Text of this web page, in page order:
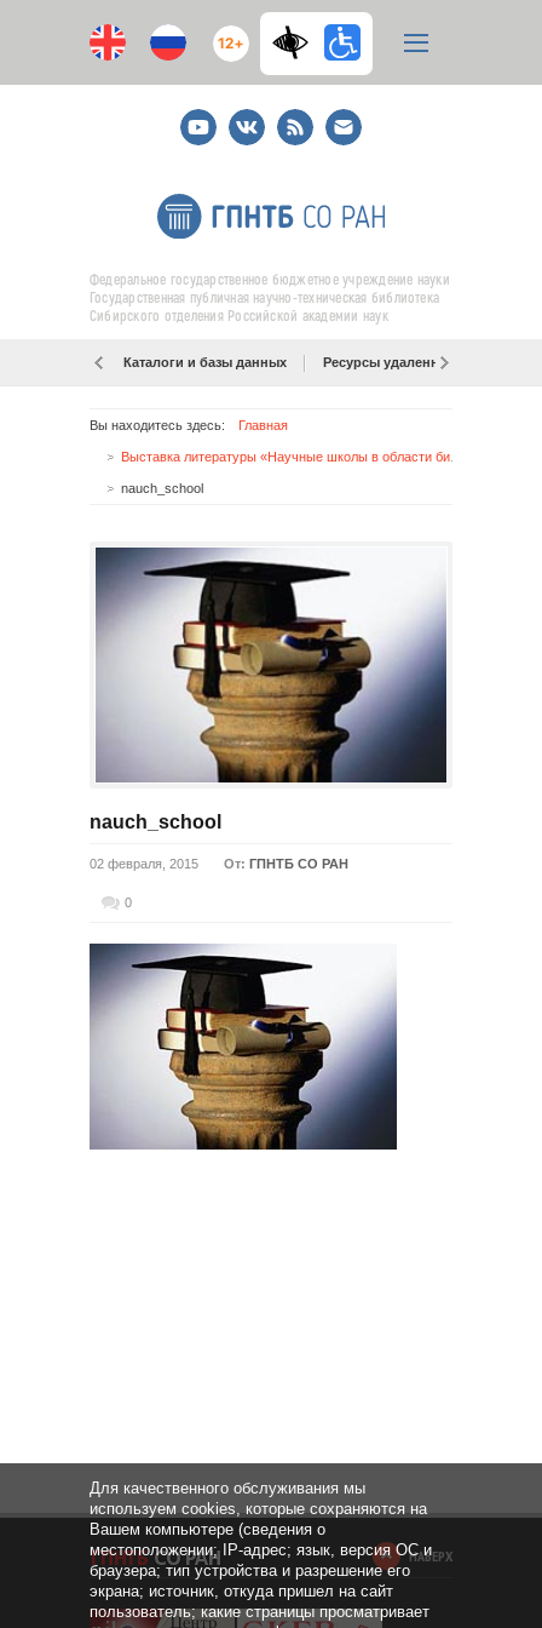
12+
YoutubeВКонтакте
RSS
E-
mail
подписка
Федеральное государственное бюджетное учреждение науки
Государственная публичная научно-техническая библиотека
Сибирского отделения Российской академии наук
Каталоги и базы данных Ресурсы удаленного доступа
Вы находитесь здесь: Главная
nauch_school
nauch_school
02 февраля, 2015 От: ГПНТБ СО РАН
0
НАВЕРХ
Для качественного обслуживания мы
используем cookies, которые сохраняются на
Вашем компьютере (сведения о
местоположении; IP-адрес; язык, версия ОС и
браузера; тип устройства и разрешение его
экрана; источник, откуда пришел на сайт
пользователь; какие страницы просматривает